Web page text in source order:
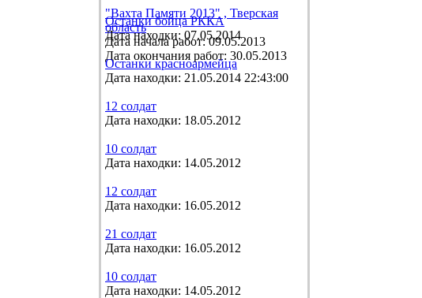
"Вахта Памяти 2013" , Тверская
область
Дата начала работ: 09.05.2013
Дата окончания работ: 30.05.2013
Останки бойца РККА
Дата находки: 07.05.2014
Останки красноармейца
Дата находки: 21.05.2014 22:43:00
12 солдат
Дата находки: 18.05.2012
10 солдат
Дата находки: 14.05.2012
12 солдат
Дата находки: 16.05.2012
21 солдат
Дата находки: 16.05.2012
10 солдат
Дата находки: 14.05.2012